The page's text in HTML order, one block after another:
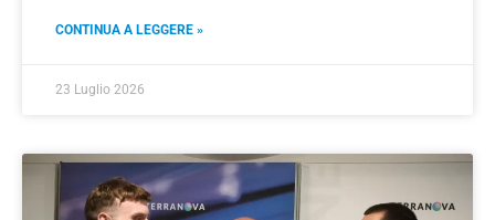
CONTINUA A LEGGERE »
23 Luglio 2026